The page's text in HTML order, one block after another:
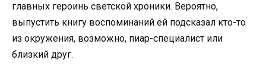
главных героинь светской хроники. Вероятно,
выпустить книгу воспоминаний ей подсказал кто-то
из окружения, возможно, пиар-специалист или
близкий друг.